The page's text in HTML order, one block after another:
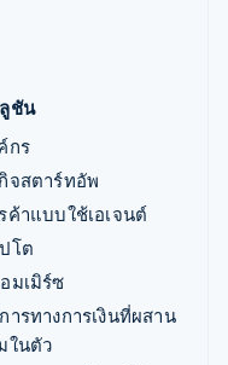
ชัน
กร
จสตาร์ทอัพ
ค้าแบบใช้เอเจนต์
โต
มเมิร์ซ
ารทางการเงินที่ผสาน
ในตัว